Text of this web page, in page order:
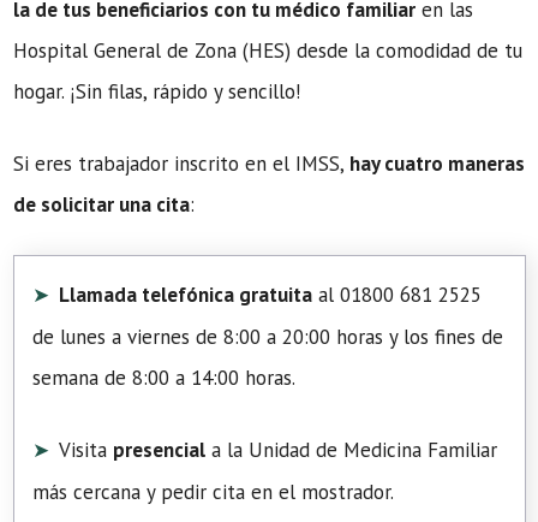
la de tus beneficiarios con tu médico familiar en las
Hospital General de Zona (HES) desde la comodidad de tu
hogar. ¡Sin filas, rápido y sencillo!
Si eres trabajador inscrito en el IMSS, hay cuatro maneras
de solicitar una cita:
Llamada telefónica gratuita al 01800 681 2525
de lunes a viernes de 8:00 a 20:00 horas y los fines de
semana de 8:00 a 14:00 horas.
Visita presencial a la Unidad de Medicina Familiar
más cercana y pedir cita en el mostrador.